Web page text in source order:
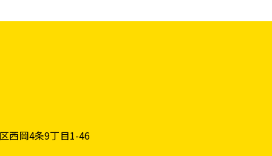
西岡4条9丁目1-46